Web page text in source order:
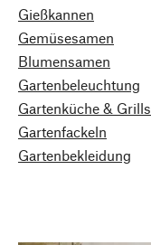
Gießkannen
Gemüsesamen
Blumensamen
Gartenbeleuchtung
Gartenküche & Grills
Gartenfackeln
Gartenbekleidung